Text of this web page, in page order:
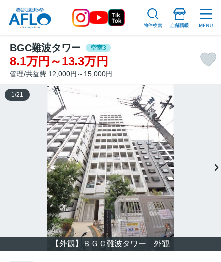
BGC難波タワー 空室3
8.1万円～13.3万円
管理/共益費 12,000円～15,000円
【外観】ＢＧＣ難波タワー 外観
1 /21